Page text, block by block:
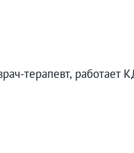
терапевт,